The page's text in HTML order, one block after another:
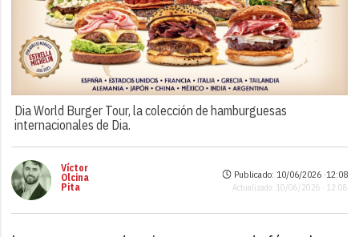
Dia World Burger Tour, la colección de hamburguesas
internacionales de Dia.
Víctor
Olcina
Pita
Publicado: 10/06/2026 ·12:08
Actualizado: 10/06/2026 · 12:08